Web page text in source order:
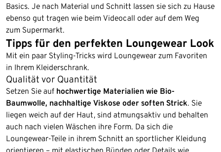
Basics. Je nach Material und Schnitt lassen sie sich zu Hause
ebenso gut tragen wie beim Videocall oder auf dem Weg
zum Supermarkt.
Tipps für den perfekten Loungewear Look
Mit ein paar Styling-Tricks wird Loungewear zum Favoriten
in Ihrem Kleiderschrank.
Qualität vor Quantität
Setzen Sie auf hochwertige Materialien wie Bio-
Baumwolle, nachhaltige Viskose oder soften Strick. Sie
liegen weich auf der Haut, sind atmungsaktiv und behalten
auch nach vielen Wäschen ihre Form. Da sich die
Loungewear-Teile in ihrem Schnitt an sportlicher Kleidung